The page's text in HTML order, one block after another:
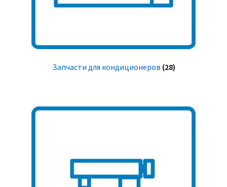
Запчасти для кондиционеров (28)